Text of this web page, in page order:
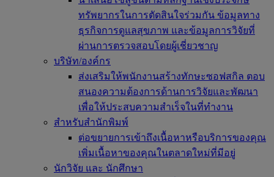
ทรัพยากรในการตัดสินใจร่วมกัน ข้อมูลทาง
ธุรกิจการดูแลสุขภาพ และข้อมูลการวิจัยที่
ผ่านการตรวจสอบโดยผู้เชี่ยวชาญ
บริษัท/องค์กร
ส่งเสริมให้พนักงานสร้างทักษะซอฟสกิล ตอบ
สนองความต้องการด้านการวิจัยและพัฒนา
เพื่อให้ประสบความสำเร็จในที่ทำงาน
สำหรับสำนักพิมพ์
ต่อขยายการเข้าถึงเนื้อหาหรือบริการของคุณ
เพิ่มเนื้อหาของคุณในตลาดใหม่ที่มีอยู่
นักวิจัย และ นักศึกษา